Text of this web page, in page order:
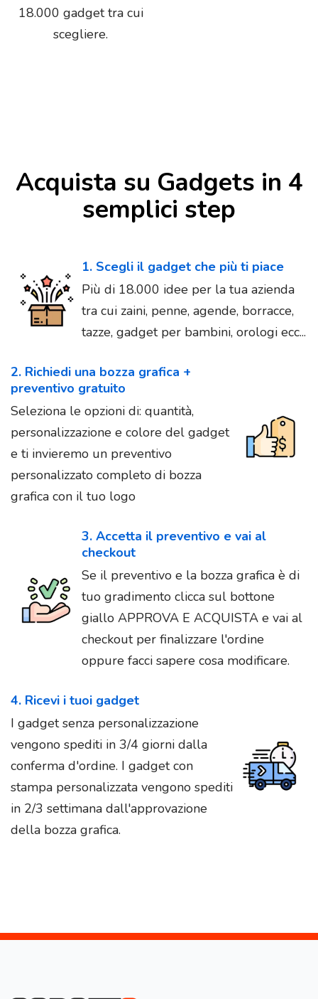
18.000 gadget tra cui
scegliere.
Acquista su Gadgets in 4
semplici step
1. Scegli il gadget che più ti piace
Più di 18.000 idee per la tua azienda
tra cui zaini, penne, agende, borracce,
tazze, gadget per bambini, orologi ecc...
2. Richiedi una bozza grafica +
preventivo gratuito
Seleziona le opzioni di: quantità,
personalizzazione e colore del gadget
e ti invieremo un preventivo
personalizzato completo di bozza
grafica con il tuo logo
3. Accetta il preventivo e vai al
checkout
Se il preventivo e la bozza grafica è di
tuo gradimento clicca sul bottone
giallo APPROVA E ACQUISTA e vai al
checkout per finalizzare l'ordine
oppure facci sapere cosa modificare.
4. Ricevi i tuoi gadget
I gadget senza personalizzazione
vengono spediti in 3/4 giorni dalla
conferma d'ordine. I gadget con
stampa personalizzata vengono spediti
in 2/3 settimana dall'approvazione
della bozza grafica.